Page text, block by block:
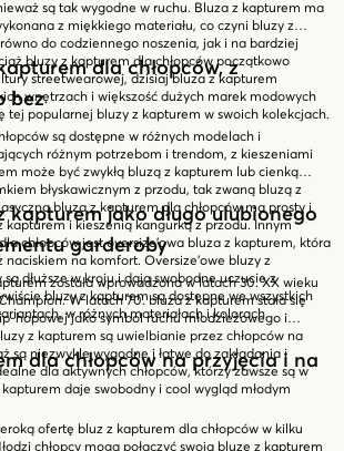
są tak wygodne w ruchu. Bluza z kapturem ma
z miękkiego materiału, co czyni bluzy z
do codziennego noszenia, jak i na bardziej
bluzy z kapturem dla chłopców początkowo
streetwearowej, dzisiaj bluza z kapturem
wnętrzach i większość dużych marek modowych
tej popularnej bluzy z kapturem w swoich kolekcjach.
dla chłopców, z
bez
są dostępne w różnych modelach i
różnym potrzebom i trendom, z kieszeniami
może być zwykłą bluzą z kapturem lub cienką
błyskawicznym z przodu, tak zwaną bluzą z
bluza z kapturem dla chłopców ma prosty i
kapturem i kieszenią kangurką z przodu. Innym
chłopców jest oversize'owa bluza z kapturem, która
naciskiem na komfort. Oversize'owe bluzy z
dłuższe w kroju i dają swobodne uczucie z
bluzy z kapturem są dostępne we wszystkich
w różnych materiałach i kolorach.
kapturem jako długo ulubionego
garderoby
została wprowadzona w latach 30. XX wieku
W latach 70. bluza z kapturem stała się
hopowej jako symbol ruchu młodzieżowego i
z kapturem są uwielbianie przez chłopców na
są niezwykle wygodne i łatwe do zakładania i
dla aktywnych chłopców, którzy zawsze są w
daje swobodny i cool wygląd młodym
dla chłopców na przyjęcia i na
ofertę bluz z kapturem dla chłopców w kilku
chłopcy mogą połączyć swoją bluzę z kapturem